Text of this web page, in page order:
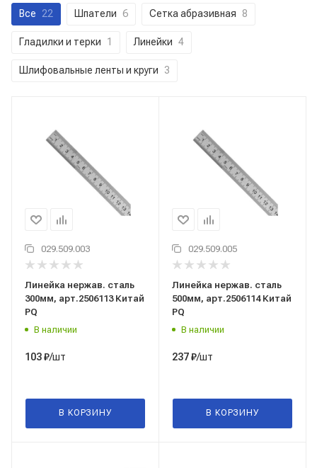
Все 22 Шпатели 6 Сетка абразивная 8
Гладилки и терки 1 Линейки 4
Шлифовальные ленты и круги 3
029.509.003
Линейка нержав. сталь
300мм, арт.2506113 Китай
PQ
В наличии
103₽/шт
В КОРЗИНУ
029.509.005
Линейка нержав. сталь
500мм, арт.2506114 Китай
PQ
В наличии
237₽/шт
В КОРЗИНУ